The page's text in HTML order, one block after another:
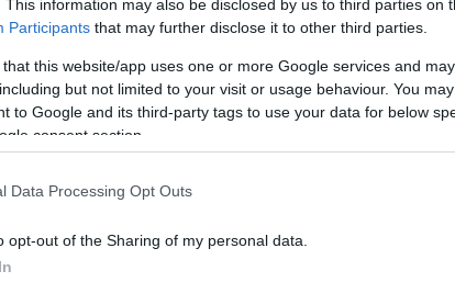
This information may also be disclosed by us to third parties on
Participants that may further disclose it to other third parties.
that this website/app uses one or more Google services and
but not limited to your visit or usage behaviour. You
to Google and its third-party tags to use your data for below
consent section.
Data Processing Opt Outs
opt-out of the Sharing of my personal data.
το όχημα των στρατιωτών οι οποίοι
| 18:58
πτήσεων πάνω από
ΡΩΣΙΚΗΣ ΥΠΑ